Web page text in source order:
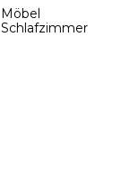
Möbel
Schlafzimmer